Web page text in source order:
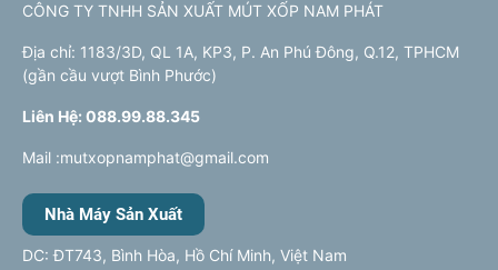
CÔNG TY TNHH SẢN XUẤT MÚT XỐP NAM PHÁT
Địa chỉ: 1183/3D, QL 1A, KP3, P. An Phú Đông, Q.12, TPHCM
(gần cầu vượt Bình Phước)
Liên Hệ: 088.99.88.345
Mail :mutxopnamphat@gmail.com
Nhà Máy Sản Xuất
DC: ĐT743, Bình Hòa, Hồ Chí Minh, Việt Nam